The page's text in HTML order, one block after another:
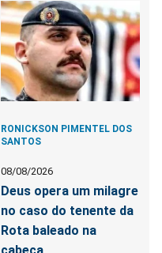
RONICKSON PIMENTEL DOS
SANTOS
08/08/2026
Deus opera um milagre
no caso do tenente da
Rota baleado na